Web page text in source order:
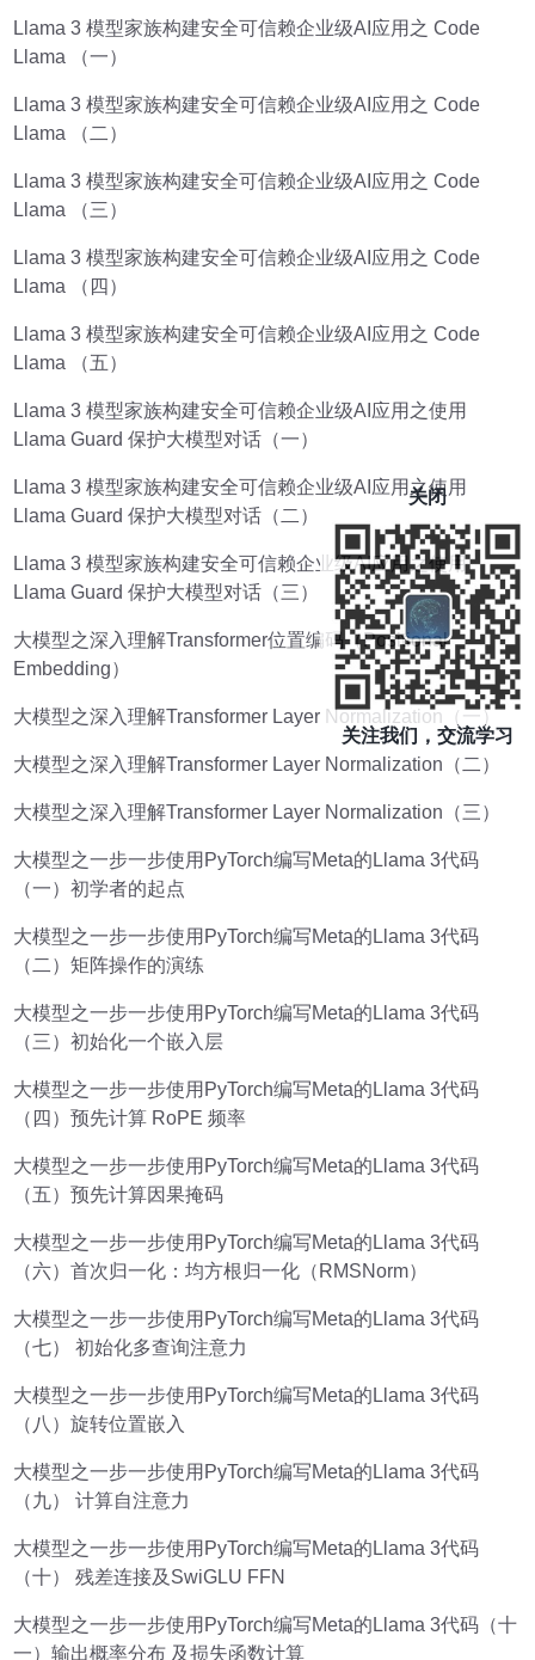
Llama 3 模型家族构建安全可信赖企业级AI应用之 Code
Llama （一）
Llama 3 模型家族构建安全可信赖企业级AI应用之 Code
Llama （二）
Llama 3 模型家族构建安全可信赖企业级AI应用之 Code
Llama （三）
Llama 3 模型家族构建安全可信赖企业级AI应用之 Code
Llama （四）
Llama 3 模型家族构建安全可信赖企业级AI应用之 Code
Llama （五）
Llama 3 模型家族构建安全可信赖企业级AI应用之使用
Llama Guard 保护大模型对话（一）
Llama 3 模型家族构建安全可信赖企业级AI应用之使用
Llama Guard 保护大模型对话（二）
Llama 3 模型家族构建安全可信赖企业级AI应用之使用
Llama Guard 保护大模型对话（三）
大模型之深入理解Transformer位置编码（Positional
Embedding）
大模型之深入理解Transformer Layer Normalization（一）
大模型之深入理解Transformer Layer Normalization（二）
大模型之深入理解Transformer Layer Normalization（三）
大模型之一步一步使用PyTorch编写Meta的Llama 3代码
（一）初学者的起点
大模型之一步一步使用PyTorch编写Meta的Llama 3代码
（二）矩阵操作的演练
大模型之一步一步使用PyTorch编写Meta的Llama 3代码
（三）初始化一个嵌入层
大模型之一步一步使用PyTorch编写Meta的Llama 3代码
（四）预先计算 RoPE 频率
大模型之一步一步使用PyTorch编写Meta的Llama 3代码
（五）预先计算因果掩码
大模型之一步一步使用PyTorch编写Meta的Llama 3代码
（六）首次归一化：均方根归一化（RMSNorm）
大模型之一步一步使用PyTorch编写Meta的Llama 3代码
（七） 初始化多查询注意力
大模型之一步一步使用PyTorch编写Meta的Llama 3代码
（八）旋转位置嵌入
大模型之一步一步使用PyTorch编写Meta的Llama 3代码
（九） 计算自注意力
大模型之一步一步使用PyTorch编写Meta的Llama 3代码
（十） 残差连接及SwiGLU FFN
大模型之一步一步使用PyTorch编写Meta的Llama 3代码（十
一）输出概率分布 及损失函数计算
关闭
关注我们，交流学习